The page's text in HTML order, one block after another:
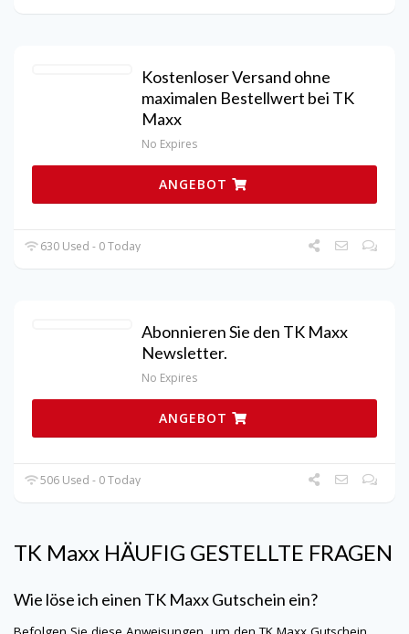
Kostenloser Versand ohne
maximalen Bestellwert bei TK
Maxx
No Expires
ANGEBOT
630 Used - 0 Today
Abonnieren Sie den TK Maxx
Newsletter.
No Expires
ANGEBOT
506 Used - 0 Today
TK Maxx HÄUFIG GESTELLTE FRAGEN
Wie löse ich einen TK Maxx Gutschein ein?